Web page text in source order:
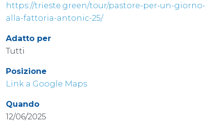
https://trieste.green/tour/pastore-per-un-giorno-
alla-fattoria-antonic-25/
Adatto per
Tutti
Posizione
Link a Google Maps
Quando
12/06/2025